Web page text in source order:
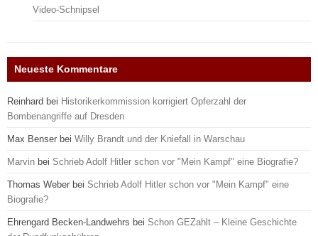
Video-Schnipsel
Neueste Kommentare
Reinhard bei Historikerkommission korrigiert Opferzahl der
Bombenangriffe auf Dresden
Max Benser bei Willy Brandt und der Kniefall in Warschau
Marvin bei Schrieb Adolf Hitler schon vor "Mein Kampf" eine Biografie?
Thomas Weber bei Schrieb Adolf Hitler schon vor "Mein Kampf" eine
Biografie?
Ehrengard Becken-Landwehrs bei Schon GEZahlt – Kleine Geschichte